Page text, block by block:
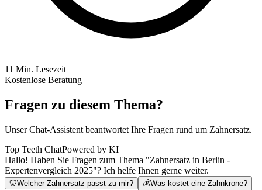
11 Min. Lesezeit
Kostenlose Beratung
Fragen zu diesem Thema?
Unser Chat-Assistent beantwortet Ihre Fragen rund um Zahnersatz.
Top Teeth ChatPowered by KI
Hallo! Haben Sie Fragen zum Thema "Zahnersatz in Berlin -
Expertenvergleich 2025"? Ich helfe Ihnen gerne weiter.
🦷Welcher Zahnersatz passt zu mir? 💰Was kostet eine Zahnkrone?